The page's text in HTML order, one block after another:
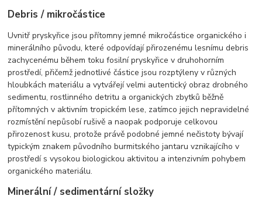
Debris / mikročástice
Uvnitř pryskyřice jsou přítomny jemné mikročástice organického i
minerálního původu, které odpovídají přirozenému lesnímu debris
zachycenému během toku fosilní pryskyřice v druhohorním
prostředí, přičemž jednotlivé částice jsou rozptýleny v různých
hloubkách materiálu a vytvářejí velmi autentický obraz drobného
sedimentu, rostlinného detritu a organických zbytků běžně
přítomných v aktivním tropickém lese, zatímco jejich nepravidelné
rozmístění nepůsobí rušivě a naopak podporuje celkovou
přirozenost kusu, protože právě podobné jemné nečistoty bývají
typickým znakem původního burmitského jantaru vznikajícího v
prostředí s vysokou biologickou aktivitou a intenzivním pohybem
organického materiálu.
Minerální / sedimentární složky